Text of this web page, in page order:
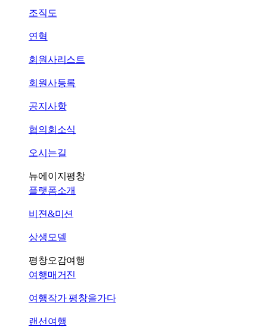
조직도
연혁
회원사리스트
회원사등록
공지사항
협의회소식
오시는길
뉴에이지평창
플랫폼소개
비젼&미션
상생모델
평창오감여행
여행매거진
여행작가 평창을가다
랜선여행